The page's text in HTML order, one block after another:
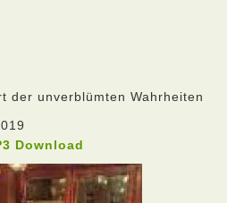
der unverblümten Wahrheiten
Download